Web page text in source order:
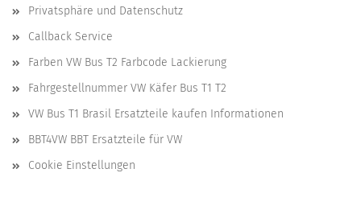
Privatsphäre und Datenschutz
Callback Service
Farben VW Bus T2 Farbcode Lackierung
Fahrgestellnummer VW Käfer Bus T1 T2
VW Bus T1 Brasil Ersatzteile kaufen Informationen
BBT4VW BBT Ersatzteile für VW
Cookie Einstellungen